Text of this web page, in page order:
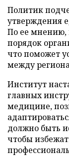
Политик
утверждения
По ее мнению,
порядок
что поможет
между
Институт
главных
медицине,
должно быть
чтобы